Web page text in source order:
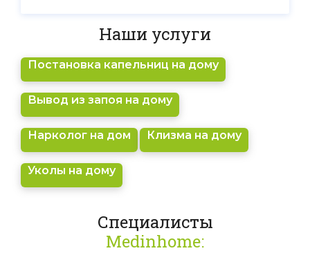
Наши услуги
Постановка капельниц на дому
Вывод из запоя на дому
Нарколог на дом Клизма на дому
Уколы на дому
Специалисты
Medinhome: